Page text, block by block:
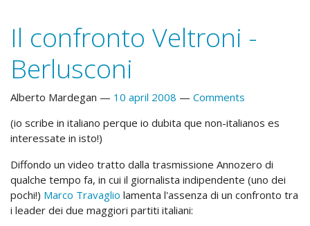
Il confronto Veltroni -
Berlusconi
Alberto Mardegan 10 april 2008
Comments
(io scribe in italiano perque io dubita que non-italianos es
interessate in isto!)
Diffondo un video tratto dalla trasmissione Annozero di
qualche tempo fa, in cui il giornalista indipendente (uno dei
pochi!) Marco Travaglio lamenta l'assenza di un confronto tra
i leader dei due maggiori partiti italiani: